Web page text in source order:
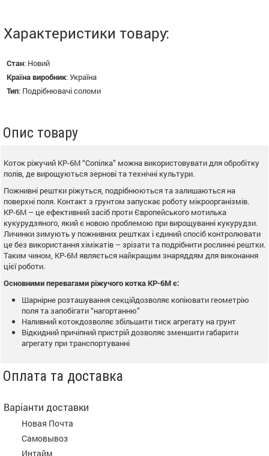
Характеристики товару:
Стан: Новий
Країна виробник:Україна
Тип: Подрібнювачі соломи
Опис товару
Коток ріжучий КР-6М “Сопілка” можна використовувати для обробітку
полів, де вирощуються зернові та технічні культури.
Пожнивні рештки ріжуться, подрібнюються та залишаються на
поверхні поля. Контакт з грунтом запускає роботу мікроорганізмів.
КР-6М – це ефективний засіб проти Європейського мотилька
кукурудзяного, який є новою проблемою при вирощуванні кукурудзи.
Личинки зимують у пожнивних рештках і єдиний спосіб контролювати
це без використання хімікатів – зрізати та подрібнити рослинні рештки.
Таким чином, КР-6М являється найкращим знаряддям для виконання
цієї роботи.
Основними перевагами ріжучого котка КР-6М є:
Шарнірне розташування секційдозволяє копіювати геометрію
поля та запобігати “нагортанню”
Наливний котокдозволяє збільшити тиск агрегату на грунт
Відкидний причіпний пристрій дозволяє зменшити габарити
агрегату при транспортуванні
Оплата та доставка
Варіанти доставки
Новая Почта
Самовывоз
Интайм